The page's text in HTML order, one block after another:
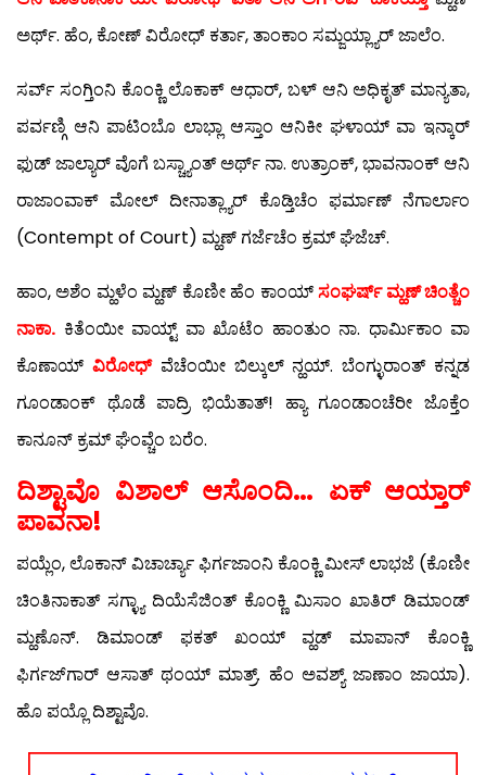
ಅರ್ಥ್. ಹೆಂ, ಕೋಣ್ ವಿರೋಧ್ ಕರ್ತಾ, ತಾಂಕಾಂ ಸಮ್ಜಯ್ಲ್ಯಾರ್ ಜಾಲೆಂ.
ಸರ್ವ್ ಸಂಗ್ತಿಂನಿ ಕೊಂಕ್ಣಿ ಲೊಕಾಕ್ ಆಧಾರ್, ಬಳ್ ಆನಿ ಅಧಿಕೃತ್ ಮಾನ್ಯತಾ,
ಪರ್ವಣ್ಗಿ ಆನಿ ಪಾಟಿಂಬೊ ಲಾಭ್ಲಾ ಆಸ್ತಾಂ ಆನಿಕೀ ಘಳಾಯ್ ವಾ ಇನ್ಕಾರ್
ಫುಡ್ ಜಾಲ್ಯಾರ್ ವೊಗೆ ಬಸ್ಚ್ಯಾಂತ್ ಅರ್ಥ್ ನಾ. ಉತ್ರಾಂಕ್, ಭಾವನಾಂಕ್ ಆನಿ
ರಾಜಾಂವಾಕ್ ಮೋಲ್ ದೀನಾತ್ಲ್ಯಾರ್ ಕೊಡ್ತಿಚೆಂ ಫರ್ಮಾಣ್ ನೆಗಾರ್ಲಾಂ
(Contempt of Court) ಮ್ಹಣ್ ಗರ್ಜೆಚೆಂ ಕ್ರಮ್ ಘೆಜೆಚ್.
ಹಾಂ, ಅಶೆಂ ಮ್ಹಳೆಂ ಮ್ಹಣ್ ಕೊಣೀ ಹೆಂ ಕಾಂಯ್ಸಂಘರ್ಷ್ ಮ್ಹಣ್ ಚಿಂತ್ಚೆಂ
ನಾಕಾ. ಕಿತೆಂಯೀ ವಾಯ್ಟ್ ವಾ ಖೊಟೆಂ ಹಾಂತುಂ ನಾ. ಧಾರ್ಮಿಕಾಂ ವಾ
ಕೊಣಾಯ್ ವಿರೋಧ್ವೆಚೆಂಯೀ ಬಿಲ್ಕುಲ್ ನ್ಹಯ್. ಬೆಂಗ್ಳುರಾಂತ್ ಕನ್ನಡ
ಗೂಂಡಾಂಕ್ ಥೊಡೆ ಪಾದ್ರಿ ಭಿಯೆತಾತ್! ಹ್ಯಾ ಗೂಂಡಾಂಚೆರೀ ಜೊಕ್ತೆಂ
ಕಾನೂನ್ ಕ್ರಮ್ ಘೆಂವ್ಚೆಂ ಬರೆಂ.
ದಿಶ್ಟಾವೊ ವಿಶಾಲ್ ಆಸೊಂದಿ… ಏಕ್ ಆಯ್ತಾರ್
ಪಾವನಾ!
ಪಯ್ಲೆಂ, ಲೊಕಾನ್ ವಿಚಾರ್ಚ್ಯಾ ಫಿರ್ಗಜಾಂನಿ ಕೊಂಕ್ಣಿ ಮೀಸ್ ಲಾಭಜೆ (ಕೊಣೀ
ಚಿಂತಿನಾಕಾತ್ ಸಗ್ಳ್ಯಾ ದಿಯೆಸೆಜಿಂತ್ ಕೊಂಕ್ಣಿ ಮಿಸಾಂ ಖಾತಿರ್ ಡಿಮಾಂಡ್
ಮ್ಹಣೊನ್. ಡಿಮಾಂಡ್ ಫಕತ್ ಖಂಯ್ ವ್ಹಡ್ ಮಾಪಾನ್ ಕೊಂಕ್ಣಿ
ಫಿರ್ಗಜ್‍ಗಾರ್ ಆಸಾತ್ ಥಂಯ್ ಮಾತ್ರ್. ಹೆಂ ಅವಶ್ಯ್ ಜಾಣಾಂ ಜಾಯಾ).
ಹೊ ಪಯ್ಲೊ ದಿಶ್ಟಾವೊ.